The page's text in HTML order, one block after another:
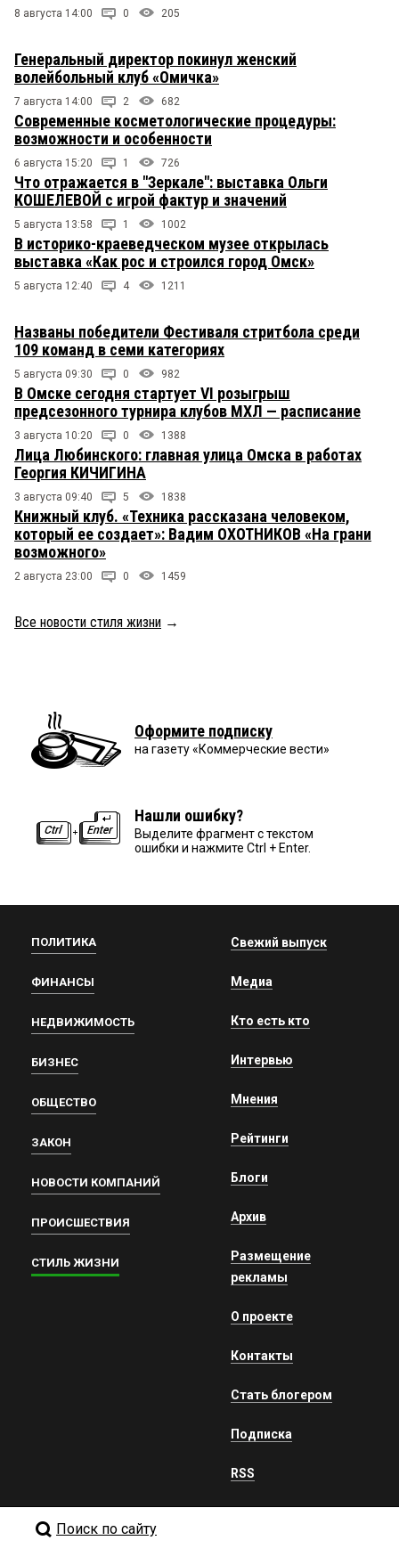
8 августа 14:00 0 205
Генеральный директор покинул женский
волейбольный клуб «Омичка»
7 августа 14:00 2 682
Современные косметологические процедуры:
возможности и особенности
6 августа 15:20 1 726
Что отражается в "Зеркале": выставка Ольги
КОШЕЛЕВОЙ с игрой фактур и значений
5 августа 13:58 1 1002
В историко-краеведческом музее открылась
выставка «Как рос и строился город Омск»
5 августа 12:40 4 1211
Названы победители Фестиваля стритбола среди
109 команд в семи категориях
5 августа 09:30 0 982
В Омске сегодня стартует VI розыгрыш
предсезонного турнира клубов МХЛ — расписание
3 августа 10:20 0 1388
Лица Любинского: главная улица Омска в работах
Георгия КИЧИГИНА
3 августа 09:40 5 1838
Книжный клуб. «Техника рассказана человеком,
который ее создает»: Вадим ОХОТНИКОВ «На грани
возможного»
2 августа 23:00 0 1459
Все новости стиля жизни →
Оформите подписку
на газету «Коммерческие вести»
Нашли ошибку?
Выделите фрагмент с текстом
ошибки и нажмите Ctrl + Enter.
ПОЛИТИКА
ФИНАНСЫ
НЕДВИЖИМОСТЬ
БИЗНЕС
ОБЩЕСТВО
ЗАКОН
НОВОСТИ КОМПАНИЙ
ПРОИСШЕСТВИЯ
СТИЛЬ ЖИЗНИ
Свежий выпуск
Медиа
Кто есть кто
Интервью
Мнения
Рейтинги
Блоги
Архив
Размещение
рекламы
О проекте
Контакты
Стать блогером
Подписка
RSS
Поиск по сайту